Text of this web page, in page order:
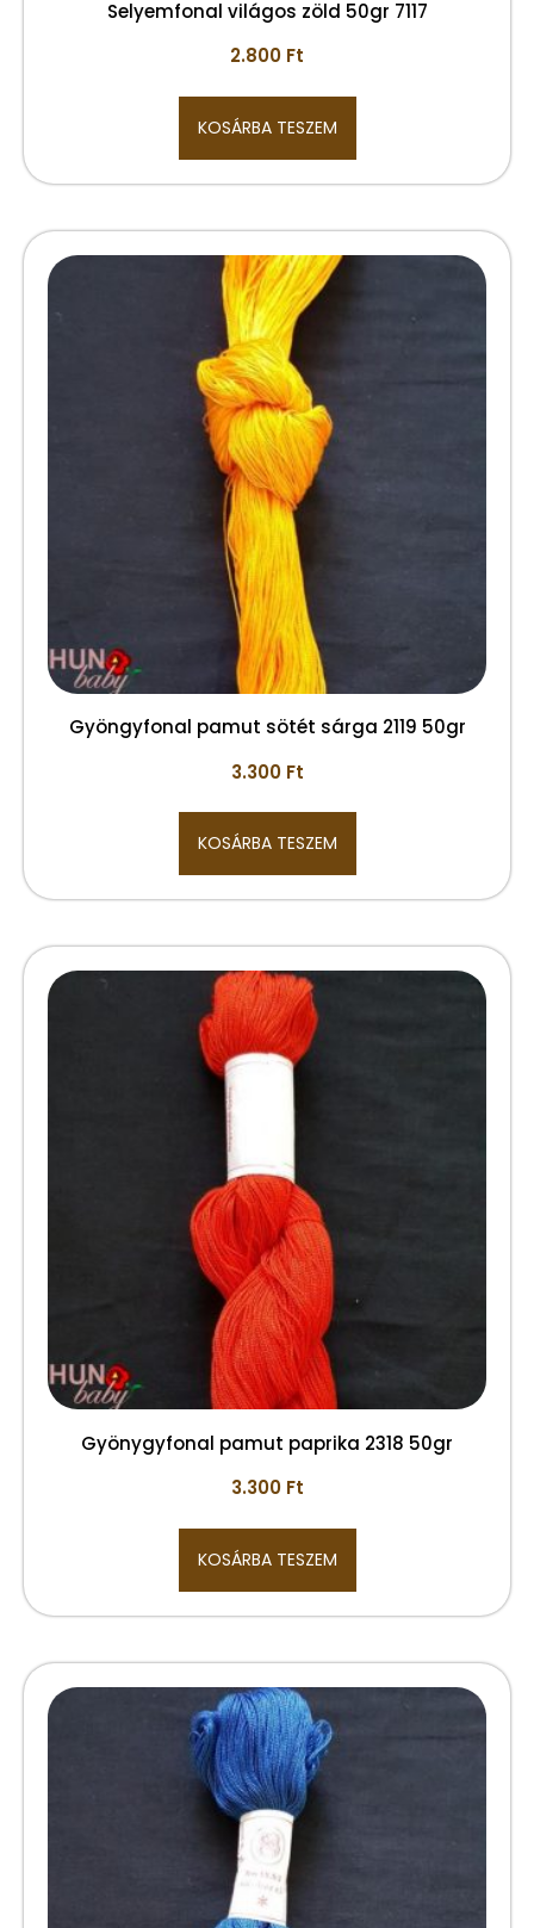
Selyemfonal világos zöld 50gr 7117
2.800 Ft
KOSÁRBA TESZEM
Gyöngyfonal pamut sötét sárga 2119 50gr
3.300 Ft
KOSÁRBA TESZEM
Gyönygyfonal pamut paprika 2318 50gr
3.300 Ft
KOSÁRBA TESZEM